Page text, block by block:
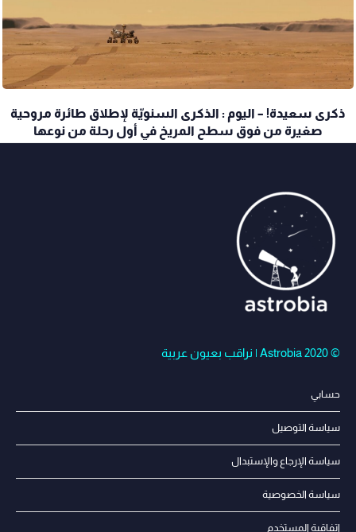
ذكرى سعيدة! – اليوم : الذكرى السنويّة لإطلاق طائرة مروحية
صغيرة من فوق سطح المريخ في أول رحلة من نوعها
© Astrobia 2020 | نراقب بعيون عربية
حسابي
سياسة التوصيل
سياسة الإرجاع والإستبدال
سياسة الخصوصية
إتفاقية المستخدم